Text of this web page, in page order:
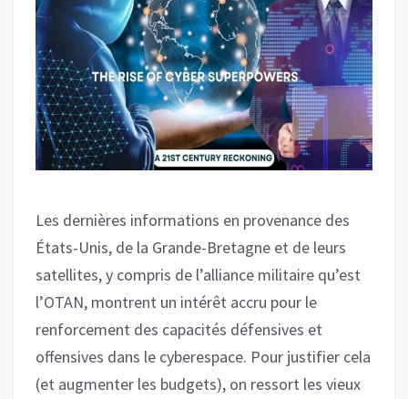
Les dernières informations en provenance des
États-Unis, de la Grande-Bretagne et de leurs
satellites, y compris de l’alliance militaire qu’est
l’OTAN, montrent un intérêt accru pour le
renforcement des capacités défensives et
offensives dans le cyberespace. Pour justifier cela
(et augmenter les budgets), on ressort les vieux